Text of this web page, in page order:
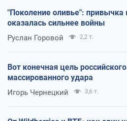
"Поколение оливье": привычка
оказалась сильнее войны
Руслан Горовой 2,2 т.
Вот конечная цель российского
массированного удара
Игорь Чернецкий 3,6 т.